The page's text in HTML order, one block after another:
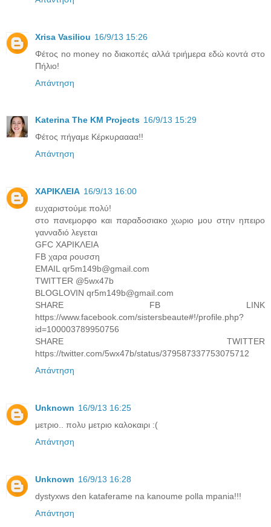
Xrisa Vasiliou 16/9/13 15:26
Φέτος no money no διακοπές αλλά τριήμερα εδώ κοντά στο
Πήλιο!
Απάντηση
Katerina The KM Projects 16/9/13 15:29
Φέτος πήγαμε Κέρκυραααα!!
Απάντηση
ΧΑΡΙΚΛΕΙΑ 16/9/13 16:00
ευχαριστούμε πολύ!
στο πανεμορφο και παραδοσιακο χωριο μου στην ηπειρο
γανναδιό λεγεται
GFC XAΡΙΚΛΕΙΑ
FB χαρα ρουσση
EMAIL qr5m149b@gmail.com
TWITTER @5wx47b
BLOGLOVIN qr5m149b@gmail.com
SHARE FB LINK
https://www.facebook.com/sistersbeaute#!/profile.php?
id=100003789950756
SHARE TWITTER
https://twitter.com/5wx47b/status/379587337753075712
Απάντηση
Unknown 16/9/13 16:25
μετριο.. πολυ μετριο καλοκαιρι :(
Απάντηση
Unknown 16/9/13 16:28
dystyxws den kataferame na kanoume polla mpania!!!
Απάντηση